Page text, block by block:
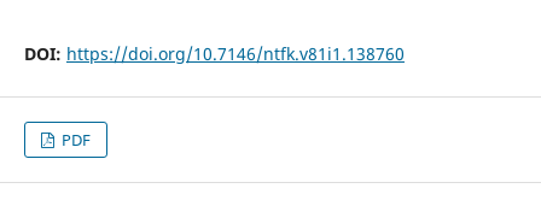
DOI: https://doi.org/10.7146/ntfk.v81i1.138760
PDF